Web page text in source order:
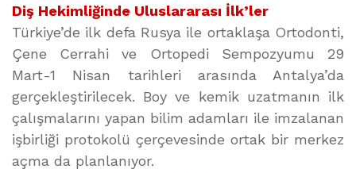
Diş Hekimliğinde Uluslararası İlk’ler
Türkiye’de ilk defa Rusya ile ortaklaşa Ortodonti,
Çene Cerrahi ve Ortopedi Sempozyumu 29
Mart-1 Nisan tarihleri arasında Antalya’da
gerçekleştirilecek. Boy ve kemik uzatmanın ilk
çalışmalarını yapan bilim adamları ile imzalanan
işbirliği protokolü çerçevesinde ortak bir merkez
açma da planlanıyor.